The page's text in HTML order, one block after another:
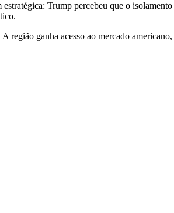
Trump percebeu que o
ganha acesso ao mercado